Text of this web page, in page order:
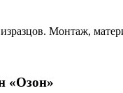
Монтаж,
«Озон»